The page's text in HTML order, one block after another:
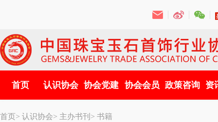
首页 认识协会 协会党建 协会会员 政策咨询 资
首页> 认识协会> 主办书刊> 书籍